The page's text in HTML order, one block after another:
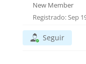
New Member
Registrado: Sep
Seguir